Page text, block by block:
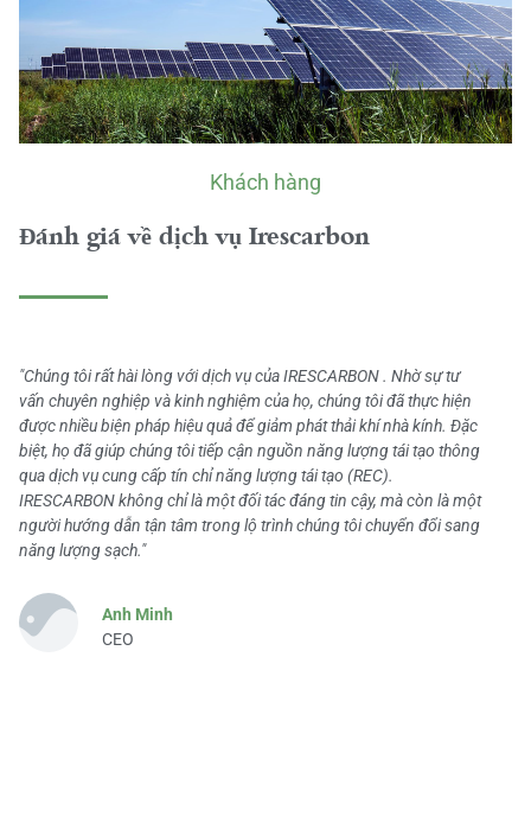
Khách hàng
Đánh giá về dịch vụ Irescarbon
"Chúng tôi rất hài lòng với dịch vụ của IRESCARBON . Nhờ sự tư
vấn chuyên nghiệp và kinh nghiệm của họ, chúng tôi đã thực hiện
được nhiều biện pháp hiệu quả để giảm phát thải khí nhà kính. Đặc
biệt, họ đã giúp chúng tôi tiếp cận nguồn năng lượng tái tạo thông
qua dịch vụ cung cấp tín chỉ năng lượng tái tạo (REC).
IRESCARBON không chỉ là một đối tác đáng tin cậy, mà còn là một
người hướng dẫn tận tâm trong lộ trình chúng tôi chuyển đổi sang
năng lượng sạch."
Anh Minh
CEO